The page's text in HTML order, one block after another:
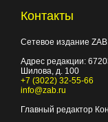
Контакты
Сетевое издание
Адрес редакции:
Шилова, д. 100
+7 (3022) 32-55-66
info@zab.ru
Главный редактор